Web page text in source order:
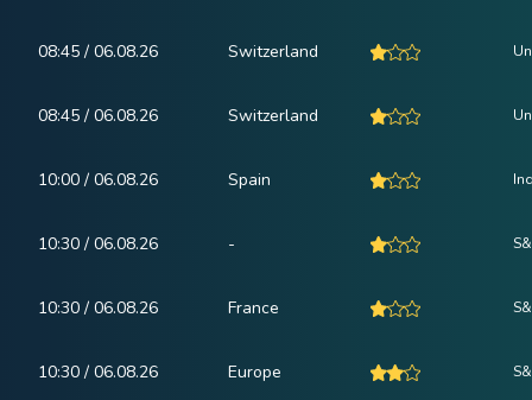
08:45 / 06.08.26 Switzerland
08:45 / 06.08.26 Switzerland
10:00 / 06.08.26 Spain
10:30 / 06.08.26 -
10:30 / 06.08.26 France
10:30 / 06.08.26 Europe